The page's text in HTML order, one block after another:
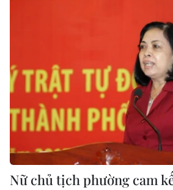
Nữ chủ tịch phường cam